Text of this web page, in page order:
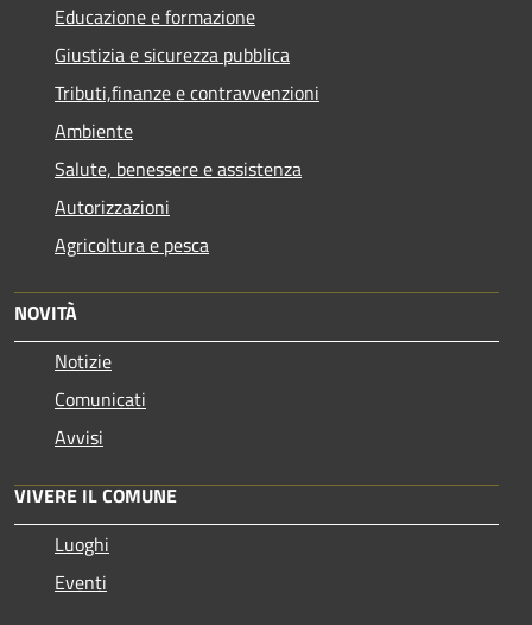
Educazione e formazione
Giustizia e sicurezza pubblica
Tributi,finanze e contravvenzioni
Ambiente
Salute, benessere e assistenza
Autorizzazioni
Agricoltura e pesca
NOVITÀ
Notizie
Comunicati
Avvisi
VIVERE IL COMUNE
Luoghi
Eventi